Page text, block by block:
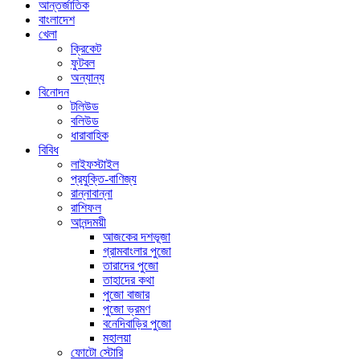
আন্তর্জাতিক
বাংলাদেশ
খেলা
ক্রিকেট
ফুটবল
অন্যান্য
বিনোদন
টলিউড
বলিউড
ধারাবাহিক
বিবিধ
লাইফস্টাইল
প্রযুক্তি-বাণিজ্য
রান্নাবান্না
রাশিফল
আনন্দময়ী
আজকের দশভূজা
গ্রামবাংলার পুজো
তারাদের পুজো
তাহাদের কথা
পুজো বাজার
পুজো ভ্রমণ
বনেদিবাড়ির পুজো
মহালয়া
ফোটো স্টোরি